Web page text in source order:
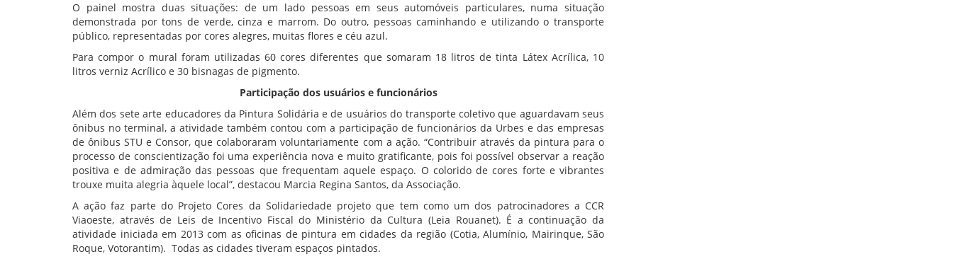
O painel mostra duas situações: de um lado pessoas em seus automóveis particulares, numa situação
demonstrada por tons de verde, cinza e marrom. Do outro, pessoas caminhando e utilizando o transporte
público, representadas por cores alegres, muitas flores e céu azul.
Para compor o mural foram utilizadas 60 cores diferentes que somaram 18 litros de tinta Látex Acrílica, 10
litros verniz Acrílico e 30 bisnagas de pigmento.
Participação dos usuários e funcionários
Além dos sete arte educadores da Pintura Solidária e de usuários do transporte coletivo que aguardavam seus
ônibus no terminal, a atividade também contou com a participação de funcionários da Urbes e das empresas
de ônibus STU e Consor, que colaboraram voluntariamente com a ação. “Contribuir através da pintura para o
processo de conscientização foi uma experiência nova e muito gratificante, pois foi possível observar a reação
positiva e de admiração das pessoas que frequentam aquele espaço. O colorido de cores forte e vibrantes
trouxe muita alegria àquele local”, destacou Marcia Regina Santos, da Associação.
A ação faz parte do Projeto Cores da Solidariedade projeto que tem como um dos patrocinadores a CCR
Viaoeste, através de Leis de Incentivo Fiscal do Ministério da Cultura (Leia Rouanet). É a continuação da
atividade iniciada em 2013 com as oficinas de pintura em cidades da região (Cotia, Alumínio, Mairinque, São
Roque, Votorantim). Todas as cidades tiveram espaços pintados.